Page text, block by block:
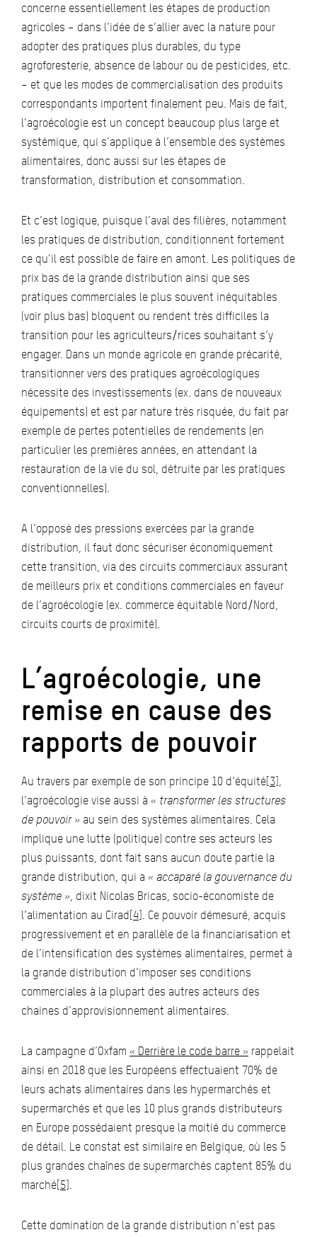
concerne essentiellement les étapes de production
agricoles – dans l’idée de s’allier avec la nature pour
adopter des pratiques plus durables, du type
agroforesterie, absence de labour ou de pesticides, etc.
– et que les modes de commercialisation des produits
correspondants importent finalement peu. Mais de fait,
l’agroécologie est un concept beaucoup plus large et
systémique, qui s’applique à l’ensemble des systèmes
alimentaires, donc aussi sur les étapes de
transformation, distribution et consommation.
Et c’est logique, puisque l’aval des filières, notamment
les pratiques de distribution, conditionnent fortement
ce qu’il est possible de faire en amont. Les politiques de
prix bas de la grande distribution ainsi que ses
pratiques commerciales le plus souvent inéquitables
(voir plus bas) bloquent ou rendent très difficiles la
transition pour les agriculteurs/rices souhaitant s’y
engager. Dans un monde agricole en grande précarité,
transitionner vers des pratiques agroécologiques
nécessite des investissements (ex. dans de nouveaux
équipements) et est par nature très risquée, du fait par
exemple de pertes potentielles de rendements (en
particulier les premières années, en attendant la
restauration de la vie du sol, détruite par les pratiques
conventionnelles).
A l’opposé des pressions exercées par la grande
distribution, il faut donc sécuriser économiquement
cette transition, via des circuits commerciaux assurant
de meilleurs prix et conditions commerciales en faveur
de l’agroécologie (ex. commerce équitable Nord/Nord,
circuits courts de proximité).
L’agroécologie, une
remise en cause des
rapports de pouvoir
Au travers par exemple de son principe 10 d’équité[3]
l’agroécologie vise aussi à « transformer les structures
de pouvoir » au sein des systèmes alimentaires. Cela
implique une lutte (politique) contre ses acteurs les
plus puissants, dont fait sans aucun doute partie la
grande distribution, qui a « accaparé la gouvernance du
système » , dixit Nicolas Bricas, socio-économiste de
l’alimentation au Cirad[4] . Ce pouvoir démesuré, acquis
progressivement et en parallèle de la financiarisation et
de l’intensification des systèmes alimentaires, permet à
la grande distribution d’imposer ses conditions
commerciales à la plupart des autres acteurs des
chaines d’approvisionnement alimentaires.
La campagne d’Oxfam « Derrière le code barre » rappelait
ainsi en 2018 que les Européens effectuaient 70% de
leurs achats alimentaires dans les hypermarchés et
supermarchés et que les 10 plus grands distributeurs
en Europe possédaient presque la moitié du commerce
de détail. Le constat est similaire en Belgique, où les 5
plus grandes chaînes de supermarchés captent 85% du
marché[5]
Cette domination de la grande distribution n’est pas